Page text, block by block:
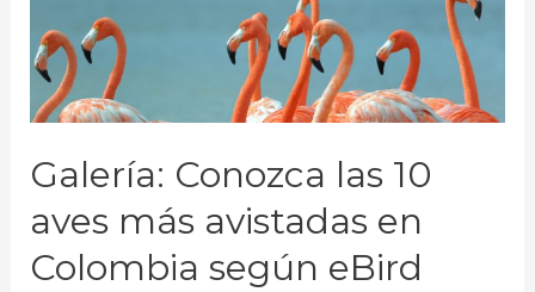
Galería: Conozca las 10
aves más avistadas en
Colombia según eBird